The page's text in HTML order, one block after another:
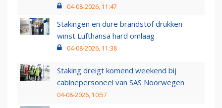
04-08-2026, 11:47
Stakingen en dure brandstof drukken
winst Lufthansa hard omlaag
04-08-2026, 11:38
Staking dreigt komend weekend bij
cabinepersoneel van SAS Noorwegen
04-08-2026, 10:57